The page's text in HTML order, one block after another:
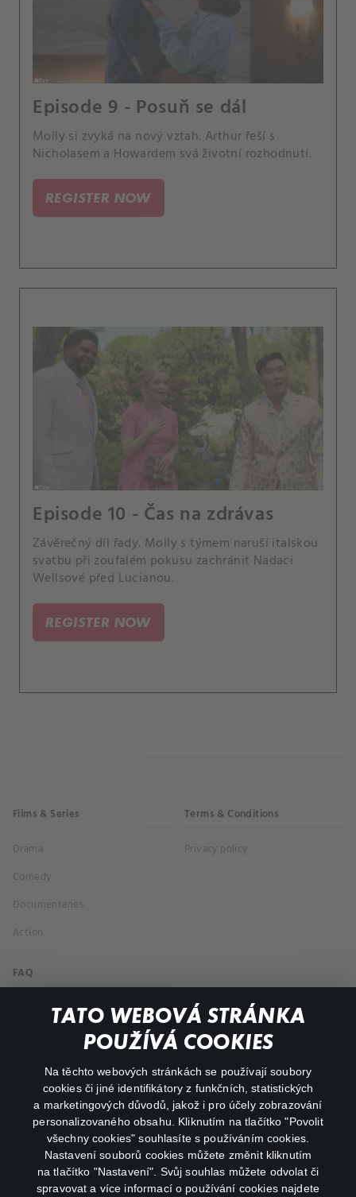
TATO WEBOVÁ STRÁNKA
POUŽÍVÁ COOKIES
Na těchto webových stránkách se používají soubory
cookies či jiné identifikátory z funkčních, statistických
a marketingových důvodů, jakož i pro účely zobrazování
personalizovaného obsahu. Kliknutím na tlačítko "Povolit
všechny cookies" souhlasíte s používáním cookies.
Nastavení souborů cookies můžete změnit kliknutím
na tlačítko "Nastavení". Svůj souhlas můžete odvolat či
spravovat a více informací o používání cookies najdete
Episode 9 - Posuň se dál
Molly si zvyká na nový vztah. Arthur řeší s
Nicholasem a Howardem svá životní rozhodnutí.
REGISTER NOW
Episode 10 - Čas na zdrávas
Závěrečný díl řady. Molly s týmem naruší italskou
svatbu při zoufalém pokusu zachránit Nadaci
Wellsové před Lucianou.
REGISTER NOW
Films & Series
Drama
Comedy
Documentaries
Action
Terms & Conditions
Privacy policy
FAQ
My profile
facebookinstagram
youtube